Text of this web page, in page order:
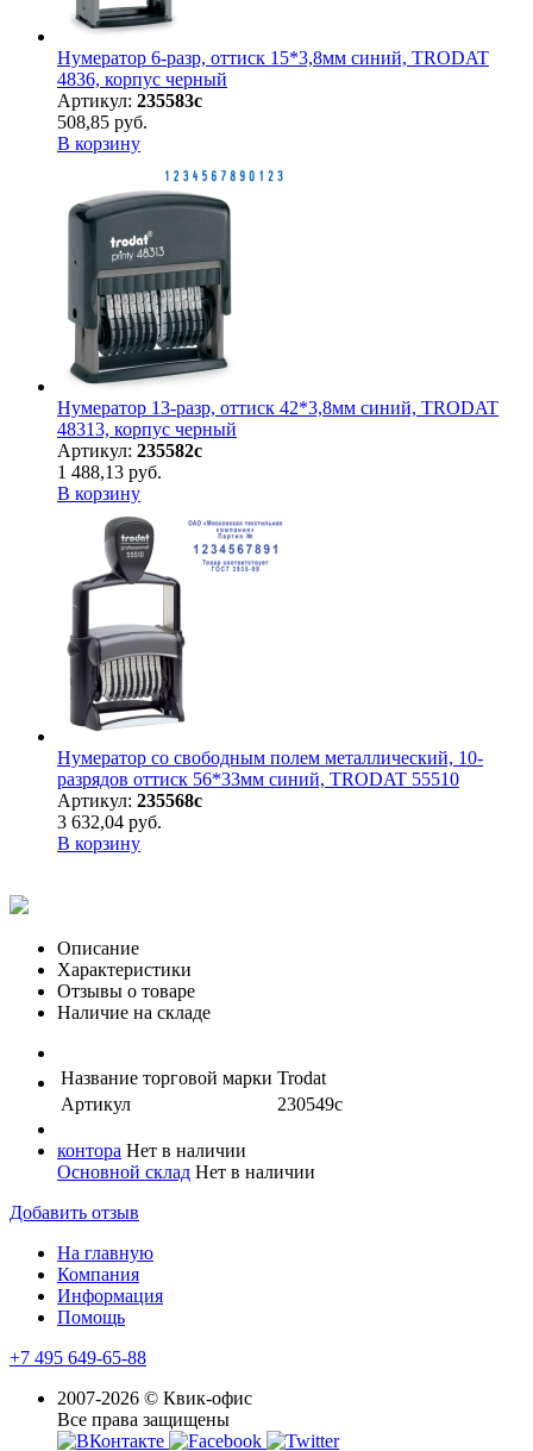
Нумератор 6-разр, оттиск 15*3,8мм синий, TRODAT
4836, корпус черный
Артикул: 235583с
508,85 руб.
В корзину
Нумератор 13-разр, оттиск 42*3,8мм синий, TRODAT
48313, корпус черный
Артикул: 235582с
1 488,13 руб.
В корзину
Нумератор со свободным полем металлический, 10-
разрядов оттиск 56*33мм синий, TRODAT 55510
Артикул: 235568с
3 632,04 руб.
В корзину
Описание
Характеристики
Отзывы о товаре
Наличие на складе
Название торговой марки Trodat
Артикул
230549с
контора Нет в наличии
Основной склад Нет в наличии
Добавить отзыв
На главную
Компания
Информация
Помощь
+7 495 649-65-88
2007-2026 © Квик-офис
Все права защищены